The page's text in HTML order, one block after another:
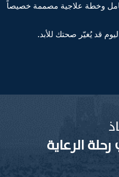
شامل وخطة علاجية مصممة خصيصاً
قد يُغيّر صحتك للأبد.
الرعاية